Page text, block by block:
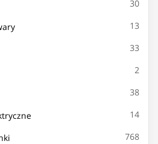
30
13
33
2
38
14
768